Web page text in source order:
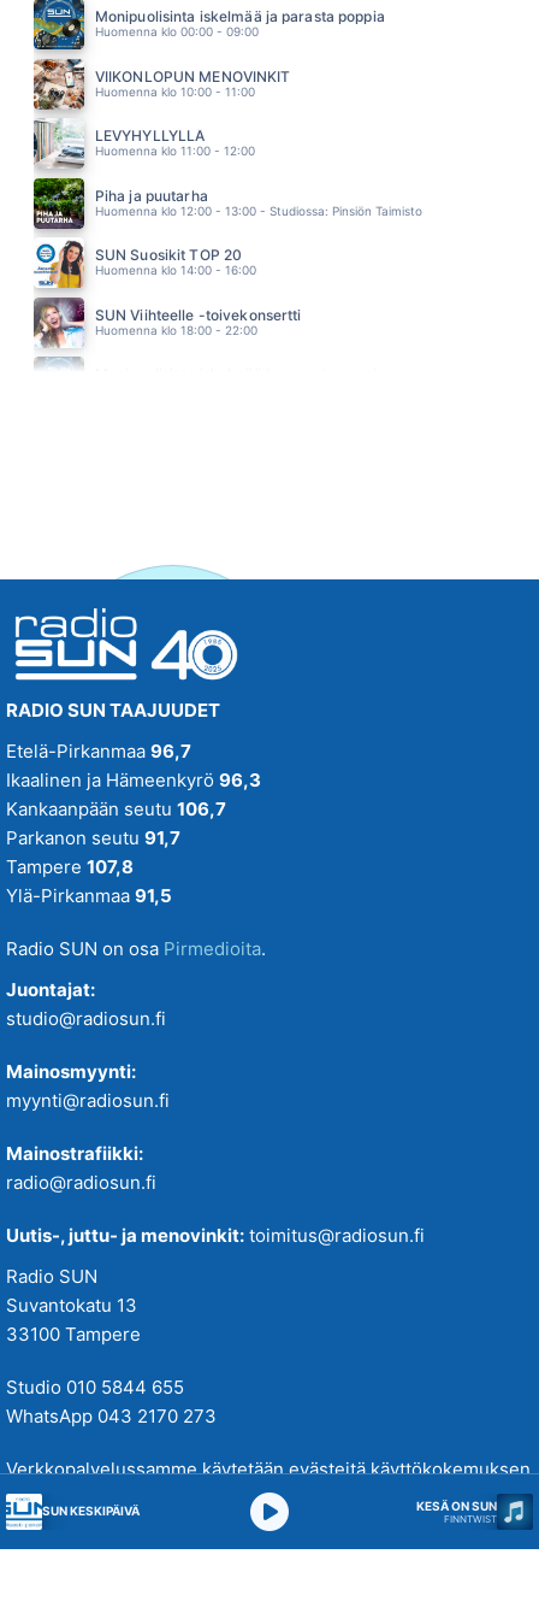
DANNY
06.45
LAURA NÄRHI
06.38
Monipuolisinta iskelmää ja parasta poppia
Huomenna klo 00:00 - 09:00
VIIKONLOPUN MENOVINKIT
Huomenna klo 10:00 - 11:00
LEVYHYLLYLLÄ
Huomenna klo 11:00 - 12:00
Piha ja puutarha
Huomenna klo 12:00 - 13:00 - Studiossa: Pinsiön Taimisto
SUN Suosikit TOP 20
Huomenna klo 14:00 - 16:00
SUN Viihteelle -toivekonsertti
Huomenna klo 18:00 - 22:00
RADIO SUN TAAJUUDET
Etelä-Pirkanmaa 96,7
Ikaalinen ja Hämeenkyrö 96,3
Kankaanpään seutu 106,7
Parkanon seutu 91,7
Tampere 107,8
Ylä-Pirkanmaa 91,5
Radio SUN on osa Pirmedioita.
Juontajat:
studio@radiosun.fi
Mainosmyynti:
myynti@radiosun.fi
Mainostrafiikki:
radio@radiosun.fi
Uutis-, juttu- ja menovinkit: toimitus@radiosun.fi
Radio SUN
Suvantokatu 13
33100 Tampere
Studio 010 5844 655
WhatsApp 043 2170 273
Verkkopalvelussamme käytetään evästeitä käyttökokemuksen
parantamiseksi. Tutustu tietosuojakäytäntöihimmetäällä.
SUN KESKIPÄIVÄ KESÄ ON SUN
FINNTWIST